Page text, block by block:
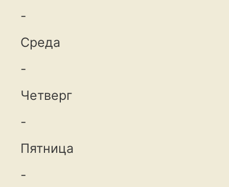
-
Среда
-
Четверг
-
Пятница
-